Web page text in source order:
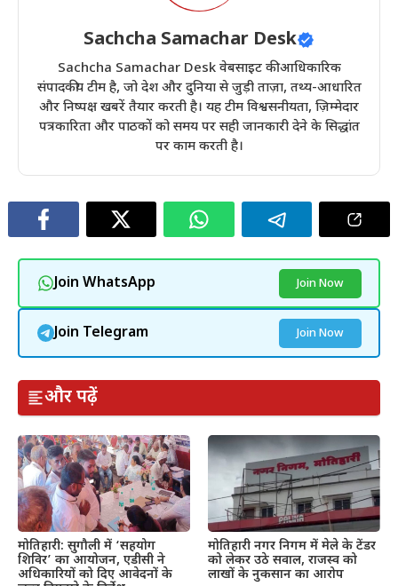
Sachcha Samachar Desk
Sachcha Samachar Desk वेबसाइट की आधिकारिक
संपादकीय टीम है, जो देश और दुनिया से जुड़ी ताज़ा, तथ्य-आधारित
और निष्पक्ष खबरें तैयार करती है। यह टीम विश्वसनीयता, ज़िम्मेदार
पत्रकारिता और पाठकों को समय पर सही जानकारी देने के सिद्धांत
पर काम करती है।
Join WhatsApp Join Now
Join Telegram Join Now
और पढ़ें
मोतिहारी: सुगौली में ‘सहयोग
शिविर’ का आयोजन, एडीसी ने
अधिकारियों को दिए आवेदनों के
मोतिहारी नगर निगम में मेले के टेंडर
को लेकर उठे सवाल, राजस्व को
लाखों के नुकसान का आरोप